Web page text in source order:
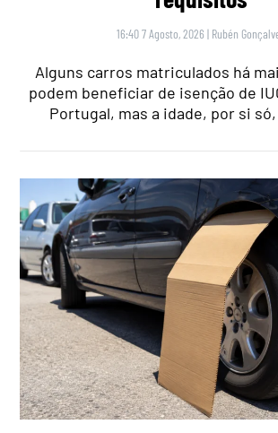
16:40 7 Agosto, 2026 | Rubén
Alguns carros matriculados há
podem beneficiar de isenção de
Portugal, mas a idade, por si